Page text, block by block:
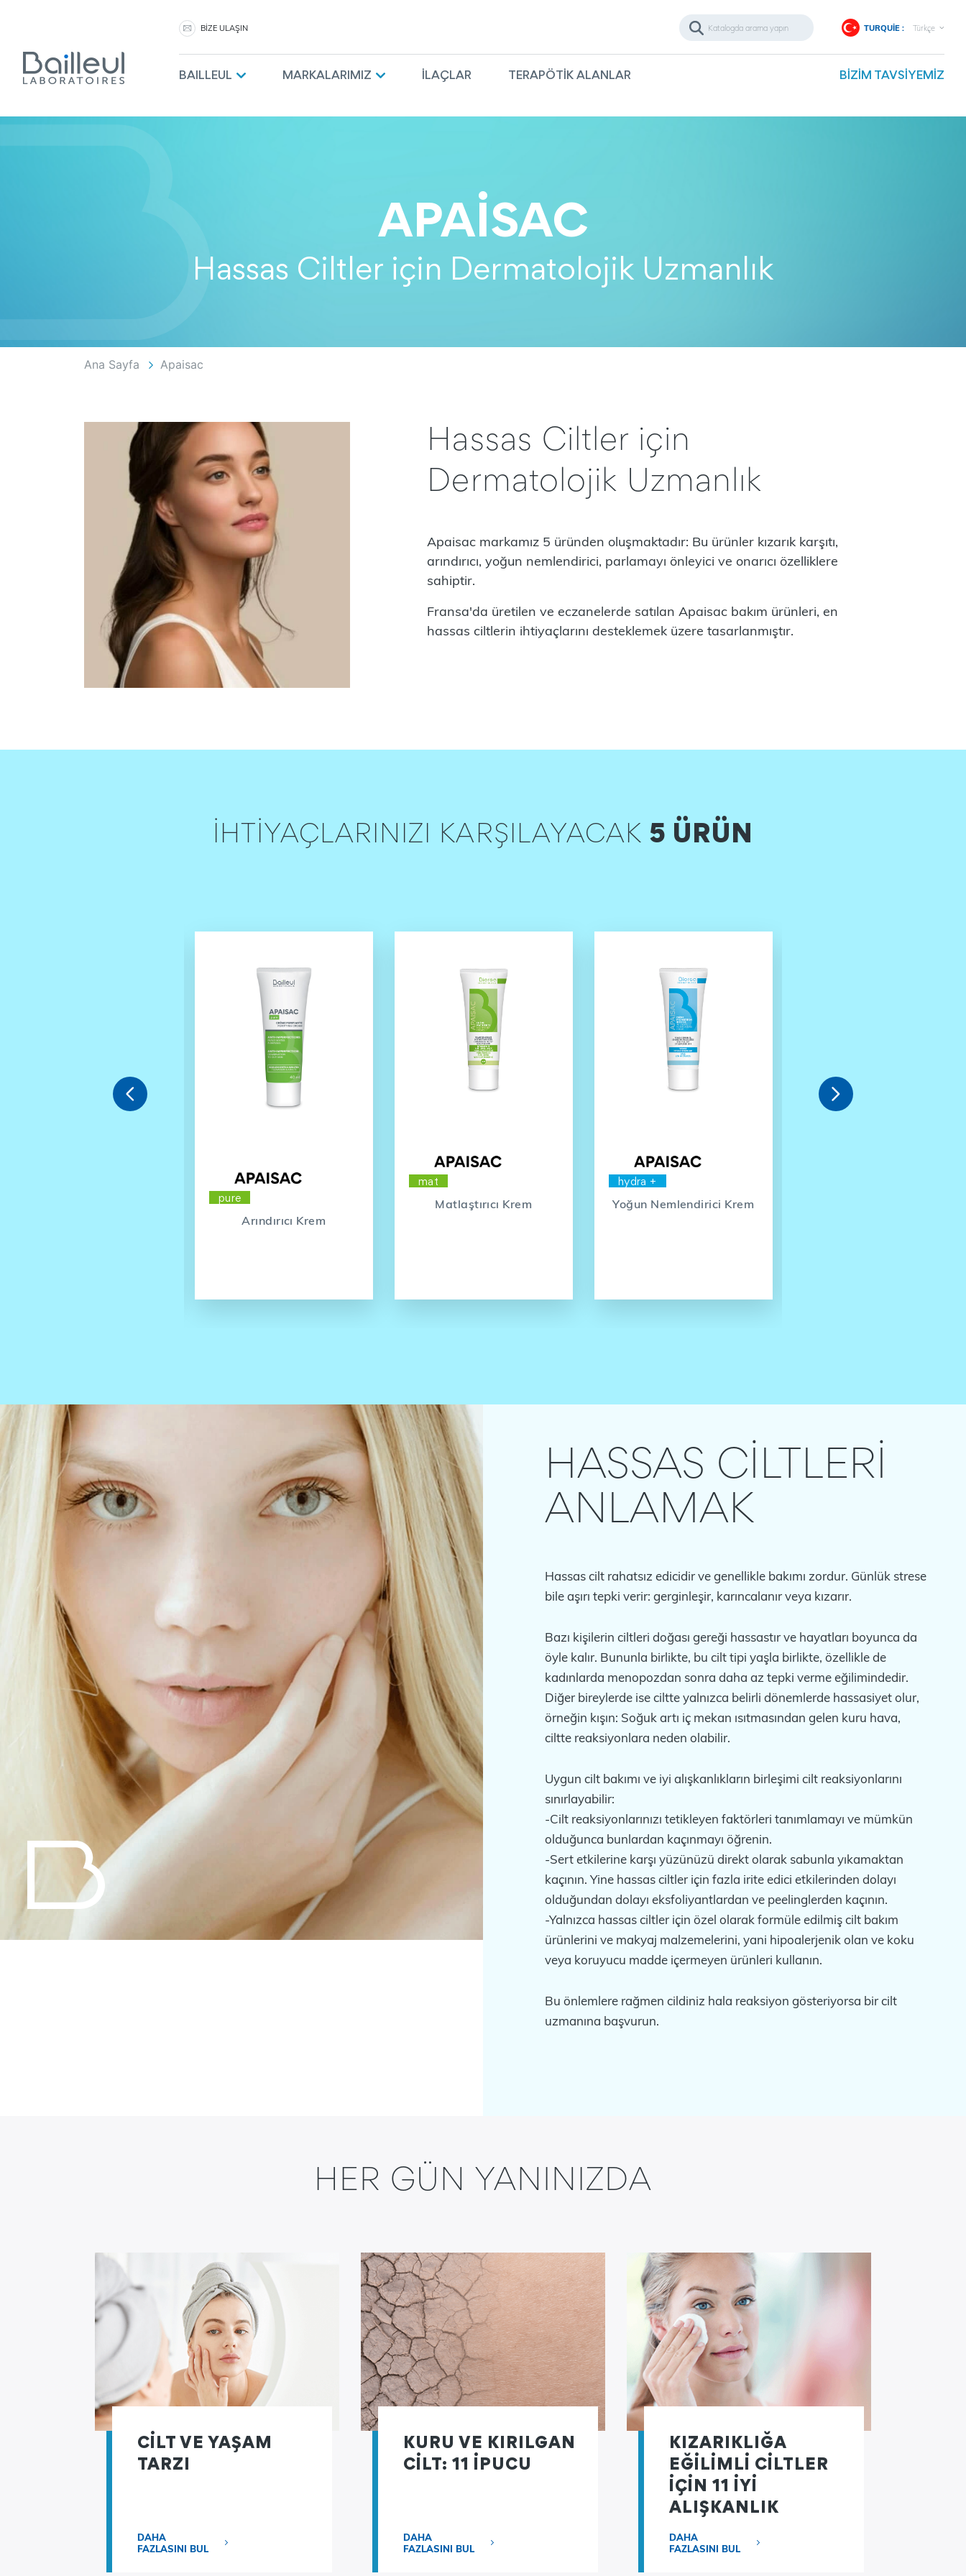
BİZE ULAŞIN TURQUIE : Türkçe
BAILLEUL MARKALARIMIZ İLAÇLAR TERAPÖTIK ALANLAR BIZIM TAVSIYEMIZ
APAISAC
Hassas Ciltler için Dermatolojik Uzmanlık
Ana Sayfa Apaisac
Hassas Ciltler için
Dermatolojik Uzmanlık
Apaisac markamız 5 üründen oluşmaktadır: Bu ürünler kızarık karşıtı,
arındırıcı, yoğun nemlendirici, parlamayı önleyici ve onarıcı özelliklere
sahiptir.
Fransa'da üretilen ve eczanelerde satılan Apaisac bakım ürünleri, en
hassas ciltlerin ihtiyaçlarını desteklemek üzere tasarlanmıştır.
İHTİYAÇLARINIZI KARŞILAYACAK 5 ÜRÜN

pure
Arındırıcı Krem
mat
Matlaştırıcı Krem
hydra +
Yoğun Nemlendirici Krem

HASSAS CİLTLERİ
ANLAMAK
Hassas cilt rahatsız edicidir ve genellikle bakımı zordur. Günlük strese
bile aşırı tepki verir: gerginleşir, karıncalanır veya kızarır.
Bazı kişilerin ciltleri doğası gereği hassastır ve hayatları boyunca da
öyle kalır. Bununla birlikte, bu cilt tipi yaşla birlikte, özellikle de
kadınlarda menopozdan sonra daha az tepki verme eğilimindedir.
Diğer bireylerde ise ciltte yalnızca belirli dönemlerde hassasiyet olur,
örneğin kışın: Soğuk artı iç mekan ısıtmasından gelen kuru hava,
ciltte reaksiyonlara neden olabilir.
Uygun cilt bakımı ve iyi alışkanlıkların birleşimi cilt reaksiyonlarını
sınırlayabilir:
-Cilt reaksiyonlarınızı tetikleyen faktörleri tanımlamayı ve mümkün
olduğunca bunlardan kaçınmayı öğrenin.
-Sert etkilerine karşı yüzünüzü direkt olarak sabunla yıkamaktan
kaçının. Yine hassas ciltler için fazla irite edici etkilerinden dolayı
olduğundan dolayı eksfoliyantlardan ve peelinglerden kaçının.
-Yalnızca hassas ciltler için özel olarak formüle edilmiş cilt bakım
ürünlerini ve makyaj malzemelerini, yani hipoalerjenik olan ve koku
veya koruyucu madde içermeyen ürünleri kullanın.
Bu önlemlere rağmen cildiniz hala reaksiyon gösteriyorsa bir cilt
uzmanına başvurun.
HER GÜN YANINIZDA
CİLT VE YAŞAM
TARZI
DAHA
FAZLASINI BUL
KURU VE KIRILGAN
CILT: 11 IPUCU
DAHA
FAZLASINI BUL
KIZARIKLIĞA
EĞİLİMLİ CİLTLER
İÇİN 11 İYİ
ALIŞKANLIK
DAHA
FAZLASINI BUL